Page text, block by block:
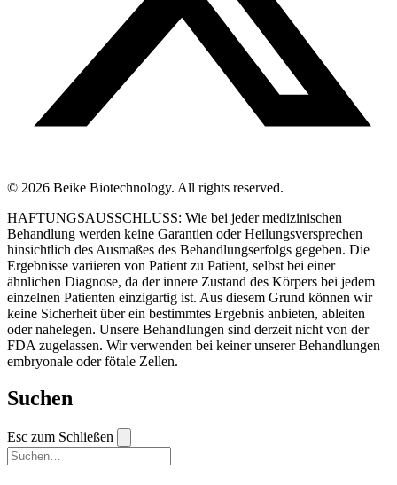
© 2026 Beike Biotechnology. All rights reserved.
HAFTUNGSAUSSCHLUSS: Wie bei jeder medizinischen
Behandlung werden keine Garantien oder Heilungsversprechen
hinsichtlich des Ausmaßes des Behandlungserfolgs gegeben. Die
Ergebnisse variieren von Patient zu Patient, selbst bei einer
ähnlichen Diagnose, da der innere Zustand des Körpers bei jedem
einzelnen Patienten einzigartig ist. Aus diesem Grund können wir
keine Sicherheit über ein bestimmtes Ergebnis anbieten, ableiten
oder nahelegen. Unsere Behandlungen sind derzeit nicht von der
FDA zugelassen. Wir verwenden bei keiner unserer Behandlungen
embryonale oder fötale Zellen.
Suchen
Esc zum Schließen